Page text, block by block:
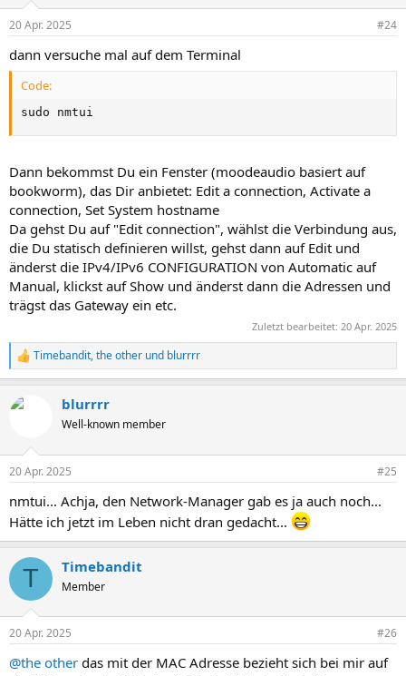
20 Apr. 2025 #24
dann versuche mal auf dem Terminal
Code:
sudo nmtui
Dann bekommst Du ein Fenster (moodeaudio basiert auf
bookworm), das Dir anbietet: Edit a connection, Activate a
connection, Set System hostname
Da gehst Du auf "Edit connection", wählst die Verbindung aus,
die Du statisch definieren willst, gehst dann auf Edit und
änderst die IPv4/IPv6 CONFIGURATION von Automatic auf
Manual, klickst auf Show und änderst dann die Adressen und
trägst das Gateway ein etc.
Zuletzt bearbeitet: 20 Apr. 2025
R
e
k
e
:
Timebandit,the other und blurrrr
blurrrr
Well-known member
20 Apr. 2025 #25
nmtui... Achja, den Network-Manager gab es ja auch noch...
Hätte ich jetzt im Leben nicht dran gedacht...
T Timebandit
Member
20 Apr. 2025 #26
@the other das mit der MAC Adresse bezieht sich bei mir auf